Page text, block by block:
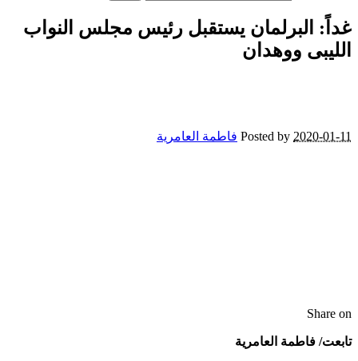
غداً: البرلمان يستقبل رئيس مجلس النواب
الليبى ووهدان
2020-01-11
Posted by فاطمة العامرية
Share on
تابعت/ فاطمة العامرية